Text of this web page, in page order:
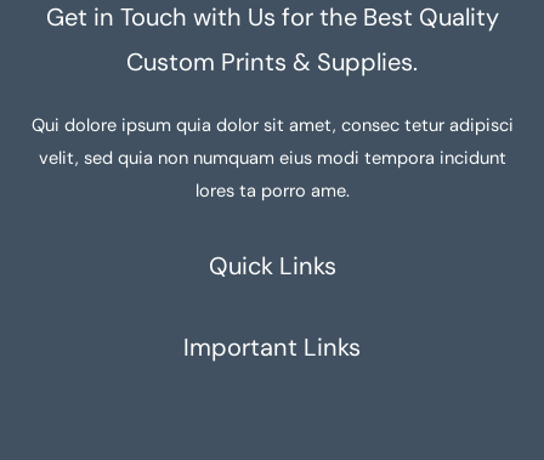
Get in Touch with Us for the Best Quality
Custom Prints & Supplies.
Qui dolore ipsum quia dolor sit amet, consec tetur adipisci
velit, sed quia non numquam eius modi tempora incidunt
lores ta porro ame.
Quick Links
Important Links